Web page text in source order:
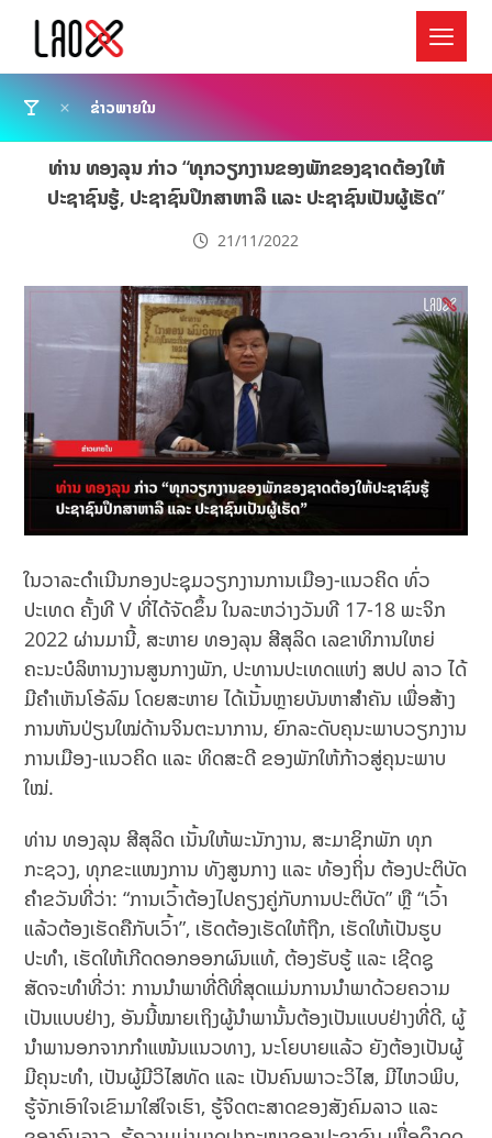
ຂ່າວພາຍໃນ
ທ່ານ ທອງລຸນ ກ່າວ “ທຸກວຽກງານຂອງພັກຂອງຊາດຕ້ອງໃຫ້
ປະຊາຊົນຮູ້, ປະຊາຊົນປຶກສາຫາລື ແລະ ປະຊາຊົນເປັນຜູ້ເຮັດ”
21/11/2022
ໃນວາລະດຳເນີນກອງປະຊຸມວຽກງານການເມືອງ-ແນວຄິດ ທົ່ວ
ປະເທດ ຄັ້ງທີ V ທີ່ໄດ້ຈັດຂຶ້ນ ໃນລະຫວ່າງວັນທີ 17-18 ພະຈິກ
2022 ຜ່ານມານີ້, ສະຫາຍ ທອງລຸນ ສີສຸລິດ ເລຂາທິການໃຫຍ່
ຄະນະບໍລິຫານງານສູນກາງພັກ, ປະທານປະເທດແຫ່ງ ສປປ ລາວ ໄດ້
ມີຄຳເຫັນໂອ້ລົມ ໂດຍສະຫາຍ ໄດ້ເນັ້ນຫຼາຍບັນຫາສຳຄັນ ເພື່ອສ້າງ
ການຫັນປ່ຽນໃໝ່ດ້ານຈິນຕະນາການ, ຍົກລະດັບຄຸນະພາບວຽກງານ
ການເມືອງ-ແນວຄິດ ແລະ ທິດສະດີ ຂອງພັກໃຫ້ກ້າວສູ່ຄຸນະພາບ
ໃໝ່.
ທ່ານ ທອງລຸນ ສີສຸລິດ ເນັ້ນໃຫ້ພະນັກງານ, ສະມາຊິກພັກ ທຸກ
ກະຊວງ, ທຸກຂະແໜງການ ທັງສູນກາງ ແລະ ທ້ອງຖິ່ນ ຕ້ອງປະຕິບັດ
ຄຳຂວັນທີ່ວ່າ: “ການເວົ້າຕ້ອງໄປຄຽງຄູ່ກັບການປະຕິບັດ” ຫຼື “ເວົ້າ
ແລ້ວຕ້ອງເຮັດຄືກັບເວົ້າ”, ເຮັດຕ້ອງເຮັດໃຫ້ຖືກ, ເຮັດໃຫ້ເປັນຮູບ
ປະທຳ, ເຮັດໃຫ້ເກີດດອກອອກຜົນແທ້, ຕ້ອງຮັບຮູ້ ແລະ ເຊີດຊູ
ສັດຈະທຳທີ່ວ່າ: ການນຳພາທີ່ດີທີ່ສຸດແມ່ນການນຳພາດ້ວຍຄວາມ
ເປັນແບບຢ່າງ, ອັນນີ້ໝາຍເຖິງຜູ້ນຳພານັ້ນຕ້ອງເປັນແບບຢ່າງທີ່ດີ, ຜູ້
ນໍາພານອກຈາກກໍາແໜ້ນແນວທາງ, ນະໂຍບາຍແລ້ວ ຍັງຕ້ອງເປັນຜູ້
ມີຄຸນະທຳ, ເປັນຜູ້ມີວິໄສທັດ ແລະ ເປັນຄົນພາວະວິໄສ, ມີໄຫວພິບ,
ຮູ້ຈັກເອົາໃຈເຂົາມາໃສ່ໃຈເຮົາ, ຮູ້ຈິດຕະສາດຂອງສັງຄົມລາວ ແລະ